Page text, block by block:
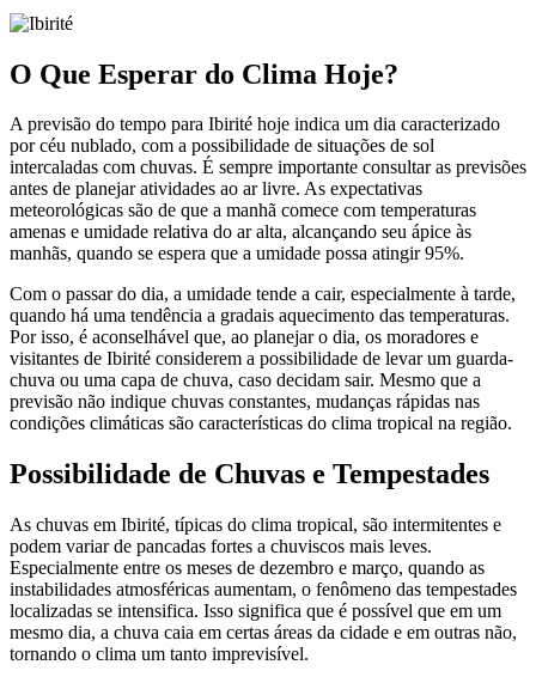
O Que Esperar do Clima Hoje?
A previsão do tempo para Ibirité hoje indica um dia caracterizado
por céu nublado, com a possibilidade de situações de sol
intercaladas com chuvas. É sempre importante consultar as previsões
antes de planejar atividades ao ar livre. As expectativas
meteorológicas são de que a manhã comece com temperaturas
amenas e umidade relativa do ar alta, alcançando seu ápice às
manhãs, quando se espera que a umidade possa atingir 95%.
Com o passar do dia, a umidade tende a cair, especialmente à tarde,
quando há uma tendência a gradais aquecimento das temperaturas.
Por isso, é aconselhável que, ao planejar o dia, os moradores e
visitantes de Ibirité considerem a possibilidade de levar um guarda-
chuva ou uma capa de chuva, caso decidam sair. Mesmo que a
previsão não indique chuvas constantes, mudanças rápidas nas
condições climáticas são características do clima tropical na região.
Possibilidade de Chuvas e Tempestades
As chuvas em Ibirité, típicas do clima tropical, são intermitentes e
podem variar de pancadas fortes a chuviscos mais leves.
Especialmente entre os meses de dezembro e março, quando as
instabilidades atmosféricas aumentam, o fenômeno das tempestades
localizadas se intensifica. Isso significa que é possível que em um
mesmo dia, a chuva caia em certas áreas da cidade e em outras não,
tornando o clima um tanto imprevisível.